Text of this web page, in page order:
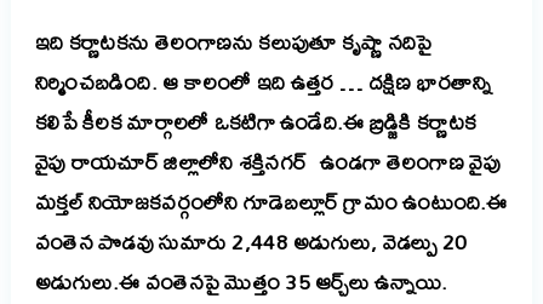
ఇది కర్ణాటకను తెలంగాణను కలుపుతూ కృష్ణా నదిపై
నిర్మించబడింది. ఆ కాలంలో ఇది ఉత్తర … దక్షిణ భారతాన్ని
కలిపే కీలక మార్గాలలో ఒకటిగా ఉండేది.ఈ బ్రిడ్జికి కర్ణాటక
వైపు రాయచూర్ జిల్లాలోని శక్తినగర్ ఉండగా తెలంగాణ వైపు
మక్తల్ నియోజకవర్గంలోని గూడెబల్లూర్ గ్రామం ఉంటుంది.ఈ
వంతెన పొడవు సుమారు 2,448 అడుగులు, వెడల్పు 20
అడుగులు.ఈ వంతెనపై మొత్తం 35 ఆర్చ్‌లు ఉన్నాయి.